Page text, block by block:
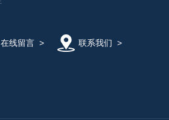
在线留言> 联系我们 >